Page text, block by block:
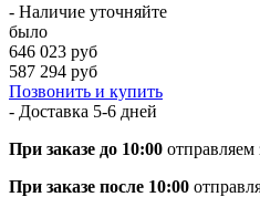
- Наличие уточняйте
было
646 023 руб
587 294 руб
Позвонить и купить
- Доставка 5-6 дней
При заказе до 10:00 отправляем
При заказе после 10:00